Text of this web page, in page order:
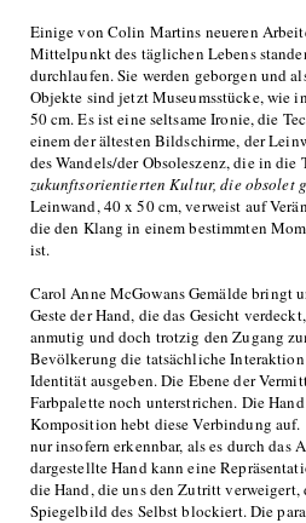
Einige von Colin Martins neueren
Mittelpunkt des täglichen Lebens
durchlaufen. Sie werden geborgen und
Objekte sind jetzt Museumsstücke, wie
50 cm. Es ist eine seltsame Ironie, die
einem der ältesten Bildschirme, der
des Wandels/der Obsoleszenz, die in
zukunftsorientierten Kultur, die obsolet
Leinwand, 40 x 50 cm, verweist auf
die den Klang in einem bestimmten
ist.
Carol Anne McGowans Gemälde bringt
Geste der Hand, die das Gesicht
anmutig und doch trotzig den Zugang
Bevölkerung die tatsächliche
Identität ausgeben. Die Ebene der
Farbpalette noch unterstrichen. Die
Komposition hebt diese Verbindung auf.
nur insofern erkennbar, als es durch
dargestellte Hand kann eine
die Hand, die uns den Zutritt verweigert,
Spiegelbild des Selbst blockiert. Die